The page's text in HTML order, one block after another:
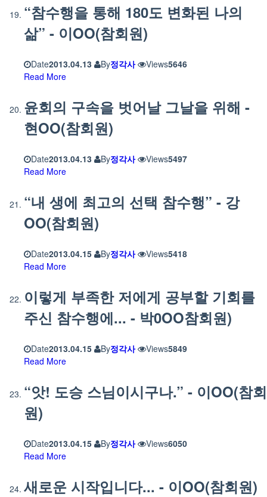
“참수행을 통해 180도 변화된 나의
삶” - 이OO(참회원)
Date2013.04.13 By정각사 Views5646
Read More
윤회의 구속을 벗어날 그날을 위해 -
현OO(참회원)
Date2013.04.13 By정각사 Views5497
Read More
“내 생에 최고의 선택 참수행” - 강
OO(참회원)
Date2013.04.15 By정각사 Views5418
Read More
이렇게 부족한 저에게 공부할 기회를
주신 참수행에... - 박0OO참회원)
Date2013.04.15 By정각사 Views5849
Read More
“앗! 도승 스님이시구나.” - 이OO(참회
원)
Date2013.04.15 By정각사 Views6050
Read More
새로운 시작입니다... - 이OO(참회원)